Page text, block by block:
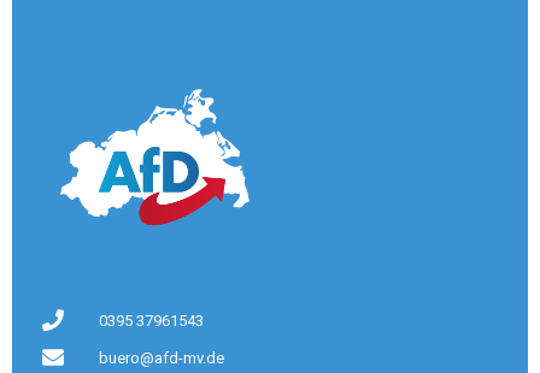
0395 37961543
buero@afd-mv.de